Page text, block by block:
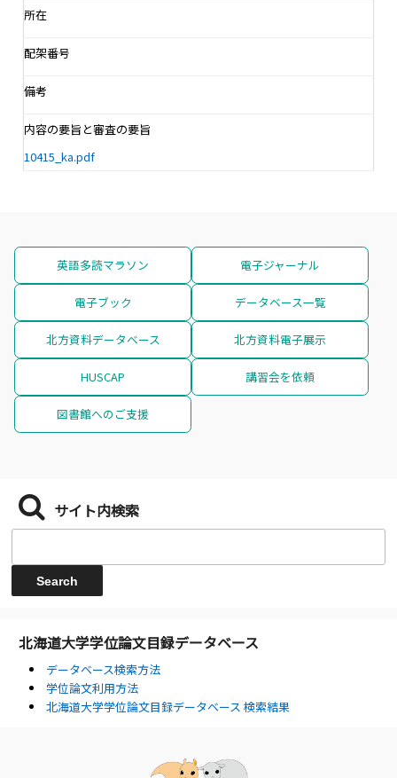
所在
配架番号
備考
内容の要旨と審査の要旨
10415_ka.pdf
英語多読マラソン 電子ジャーナル
電子ブック データベース一覧
北方資料データベース 北方資料電子展示
HUSCAP 講習会を依頼
図書館へのご支援
サイト内検索
北海道大学学位論文目録データベース
データベース検索方法
学位論文利用方法
北海道大学学位論文目録データベース 検索結果